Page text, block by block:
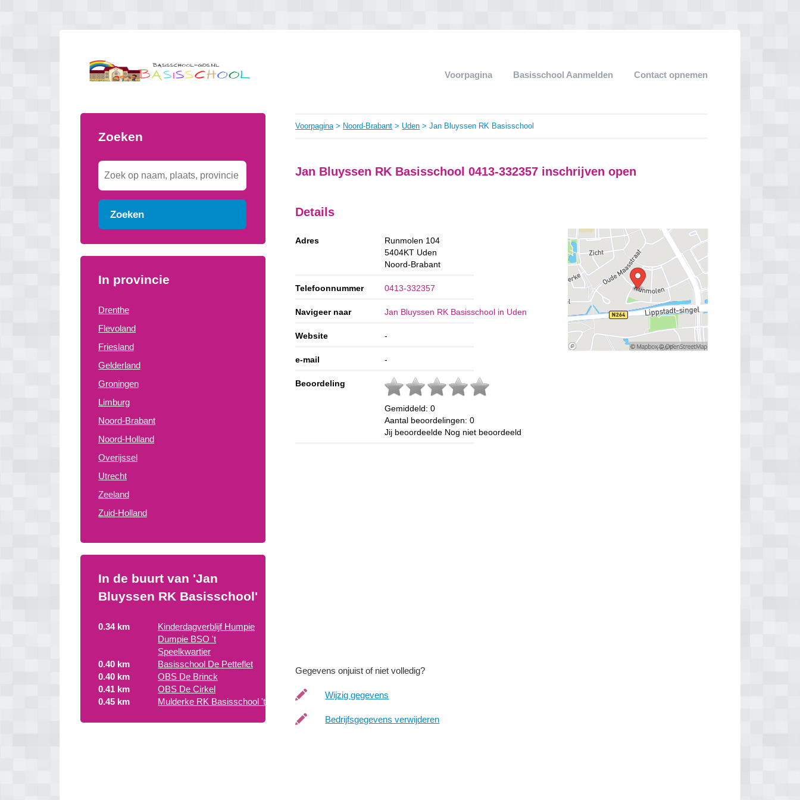
Voorpagina Basisschool Aanmelden Contact opnemen
Zoeken
Zoeken
In provincie
Drenthe
Flevoland
Friesland
Gelderland
Groningen
Limburg
Noord-Brabant
Noord-Holland
Overijssel
Utrecht
Zeeland
Zuid-Holland
In de buurt van 'Jan
Bluyssen RK Basisschool'
0.34 km
Kinderdagverblijf Humpie
Dumpie BSO 't
Speelkwartier
0.40 km
Basisschool De Petteflet
0.40 km
OBS De Brinck
0.41 km
OBS De Cirkel
0.45 km
Mulderke RK Basisschool 't
Voorpagina> Noord-Brabant > Uden > Jan Bluyssen RK Basisschool
Jan Bluyssen RK Basisschool 0413-332357 inschrijven open
Details
Adres
Runmolen 104
5404KT Uden
Noord-Brabant
Telefoonnummer 0413-332357
Navigeer naar Jan Bluyssen RK Basisschool in Uden
Website -
e-mail -
Beoordeling
Gemiddeld:0
Aantal beoordelingen:0
Jij beoordeelde Nog niet beoordeeld
Gegevens onjuist of niet volledig?
Wijzig gegevens
Bedrijfsgegevens verwijderen